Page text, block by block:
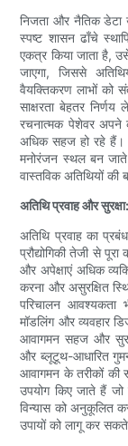
निजता और नैतिक डेटा
स्पष्ट शासन ढाँचे
एकत्र किया जाता है,
जाएगा, जिससे
वैयक्तिकरण लाभों को
साक्षरता बेहतर
रचनात्मक पेशेवर अपने
अधिक सहज हो रहे हैं।
मनोरंजन स्थल बन जाते
वास्तविक अतिथियों
अतिथि प्रवाह और
अतिथि प्रवाह का
प्रौद्योगिकी तेजी से
और अपेक्षाएं अधिक
करना और असुरक्षित
परिचालन आवश्यकता
मॉडलिंग और व्यवहार
आवागमन सहज और
और ब्लूटूथ-आधारित
आवागमन के तरीकों की
उपयोग किए जाते हैं
विन्यास को अनुकूलित
उपायों को लागू कर